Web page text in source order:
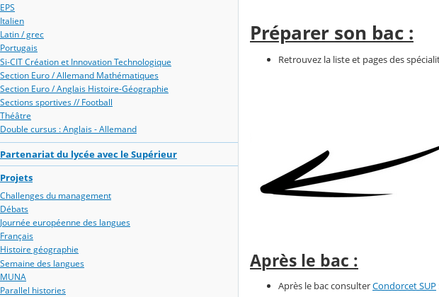
EPS
Italien
Latin / grec
Portugais
Si-CIT Création et Innovation Technologique
Section Euro / Allemand Mathématiques
Section Euro / Anglais Histoire-Géographie
Sections sportives // Football
Théâtre
Double cursus : Anglais - Allemand
Partenariat du lycée avec le Supérieur
Projets
Challenges du management
Débats
Journée européenne des langues
Français
Histoire géographie
Semaine des langues
MUNA
Parallel histories
Préparer son bac :
Retrouvez la liste et pages des
Après le bac :
Après le bac consulterCondorcet SUP